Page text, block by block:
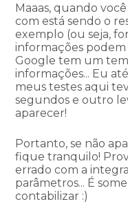
Maaas, quando
com está sendo o
exemplo (ou seja,
informações podem
Google tem um
informações... Eu
meus testes aqui
segundos e outro
aparecer!
Portanto, se não
fique tranquilo!
errado com a
parâmetros... É
contabilizar :)